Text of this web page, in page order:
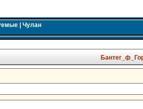
| Чулан